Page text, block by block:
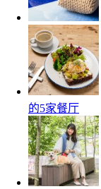
的5家餐厅